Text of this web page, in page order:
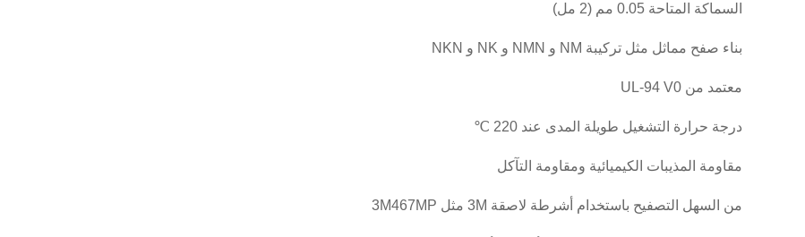
السماكة المتاحة 0.05 مم (2 مل)
بناء صفح مماثل مثل تركيبة NM و NMN و NK و NKN
معتمد من UL-94 V0
درجة حرارة التشغيل طويلة المدى عند 220 ℃
مقاومة المذيبات الكيميائية ومقاومة التآكل
من السهل التصفيح باستخدام أشرطة لاصقة 3M مثل 3M467MP